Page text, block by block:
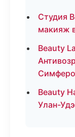
Студия
макияж
Beauty
Beauty
Улан-Удэ